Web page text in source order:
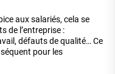
aux salariés, cela se
de l’entreprise :
défauts de qualité… Ce
pour les